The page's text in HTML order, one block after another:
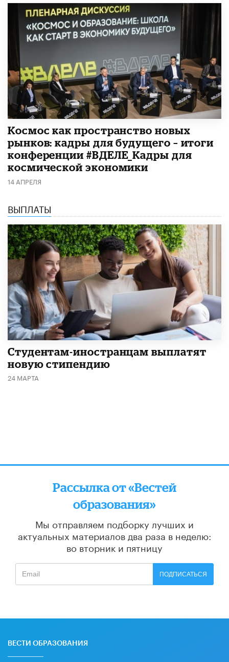
Космос как пространство новых
рынков: кадры для будущего – итоги
конференции #ВДЕЛЕ_Кадры для
космической экономики
14 АПРЕЛЯ
ВЫПЛАТЫ
Студентам-иностранцам выплатят
новую стипендию
24 МАРТА
Рассылка от «Вестей
образования»
Мы отправляем подборку лучших и
актуальных материалов два раза в неделю:
во вторник и пятницу
ПОДПИСАТЬСЯ
ВЕСТИ ОБРАЗОВАНИЯ